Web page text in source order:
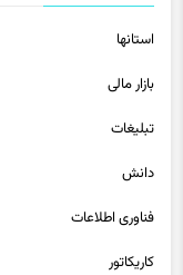
استانها
بازار مالی
تبلیغات
دانش
فناوری اطلاعات
کاریکاتور